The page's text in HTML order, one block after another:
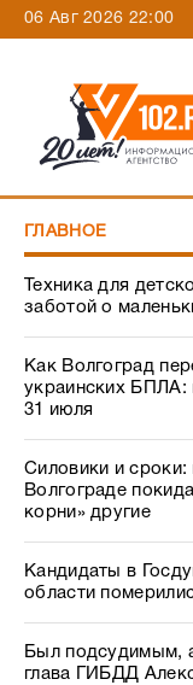
06 Авг 2026 22:00
ГЛАВНОЕ
Техника для
заботой о
Как Волгоград
украинских БПЛА:
31 июля
Силовики и сроки:
Волгограде
корни» другие
Кандидаты в
области
Был подсудимым,
глава ГИБДД